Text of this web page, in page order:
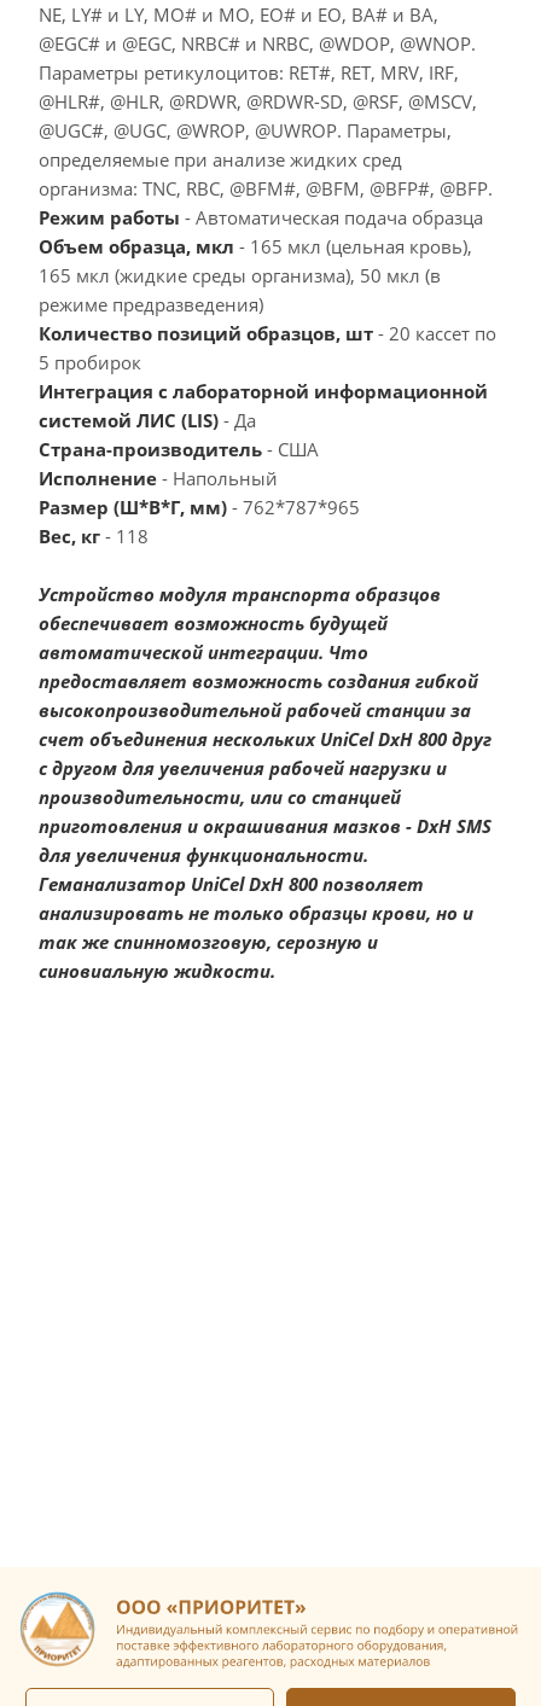
NE, LY# и LY, MO# и MO, EO# и EO, BA# и BA,
@EGC# и @EGC, NRBC# и NRBC, @WDOP, @WNOP.
Параметры ретикулоцитов: RET#, RET, MRV, IRF,
@HLR#, @HLR, @RDWR, @RDWR-SD, @RSF, @MSCV,
@UGC#, @UGC, @WROP, @UWROP. Параметры,
определяемые при анализе жидких сред
организма: TNC, RBC, @BFM#, @BFM, @BFP#, @BFP.
Режим работы - Автоматическая подача образца
Объем образца, мкл - 165 мкл (цельная кровь),
165 мкл (жидкие среды организма), 50 мкл (в
режиме предразведения)
Количество позиций образцов, шт - 20 кассет по
5 пробирок
Интеграция с лабораторной информационной
системой ЛИС (LIS) - Да
Страна-производитель - США
Исполнение - Напольный
Размер (Ш*В*Г, мм) - 762*787*965
Вес, кг - 118
Устройство модуля транспорта образцов
обеспечивает возможность будущей
автоматической интеграции. Что
предоставляет возможность создания гибкой
высокопроизводительной рабочей станции за
счет объединения нескольких UniCel DxH 800 друг
с другом для увеличения рабочей нагрузки и
производительности, или со станцией
приготовления и окрашивания мазков - DxH SMS
для увеличения функциональности.
Геманализатор UniCel DxH 800 позволяет
анализировать не только образцы крови, но и
так же спинномозговую, серозную и
синовиальную жидкости.